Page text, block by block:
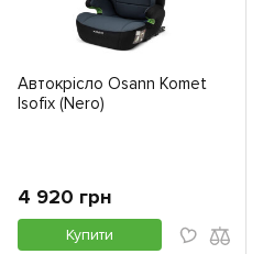
Автокрісло Osann Komet
Isofix (Nero)
4 920 грн
Купити